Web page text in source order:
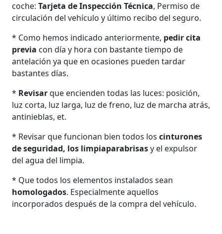
coche: Tarjeta de Inspección Técnica, Permiso de
circulación del vehículo y último recibo del seguro.
* Como hemos indicado anteriormente, pedir cita
previa con día y hora con bastante tiempo de
antelación ya que en ocasiones pueden tardar
bastantes días.
* Revisarque encienden todas las luces: posición,
luz corta, luz larga, luz de freno, luz de marcha atrás,
antinieblas, et.
* Revisar que funcionan bien todos los cinturones
de seguridad, los limpiaparabrisasy el expulsor
del agua del limpia.
* Que todos los elementos instalados sean
homologados. Especialmente aquellos
incorporados después de la compra del vehículo.